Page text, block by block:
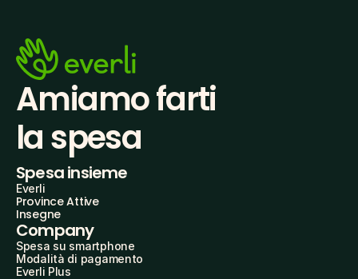
Amiamo farti
la spesa
Spesa insieme
Everli
Province Attive
Insegne
Company
Spesa su smartphone
Modalità di pagamento
Everli Plus